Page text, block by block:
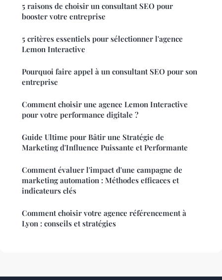
5 raisons de choisir un consultant SEO pour
booster votre entreprise
5 critères essentiels pour sélectionner l'agence
Lemon Interactive
Pourquoi faire appel à un consultant SEO pour son
entreprise
Comment choisir une agence Lemon Interactive
pour votre performance digitale ?
Guide Ultime pour Bâtir une Stratégie de
Marketing d'Influence Puissante et Performante
Comment évaluer l'impact d'une campagne de
marketing automation : Méthodes efficaces et
indicateurs clés
Comment choisir votre agence référencement à
Lyon : conseils et stratégies